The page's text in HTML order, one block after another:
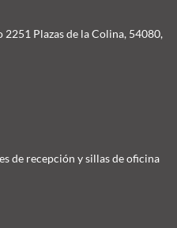
Plazas de la Colina, 54080,
de recepción y sillas de oficina